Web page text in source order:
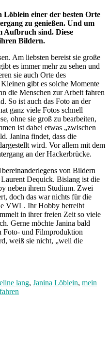
einer der besten Orte
zu genießen. Und um
Aufbruch sind. Diese
Bildern.
Am liebsten bereist sie große
es immer mehr zu sehen und
sie auch Orte des
gibt es solche Momente
die Menschen zur Arbeit fahren
So ist auch das Foto an der
ganz viele Fotos schnell
ohne sie groß zu bearbeiten,
ist dabei etwas „zwischen
Janina findet, dass die
wird. Vor allem mit dem
an der Hackerbrücke.
von Bildern
Dequick. Bislang ist die
neben ihrem Studium. Zwei
doch das war nichts für die
VWL. Ihr Hobby betreibt
in ihrer freien Zeit so viele
Gerne möchte Janina bald
Foto- und Filmproduktion
weiß sie nicht, „weil die
lang, Janina Löblein, mein